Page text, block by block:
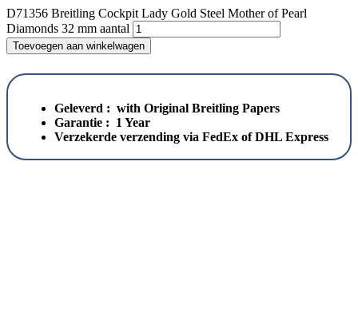
D71356 Breitling Cockpit Lady Gold Steel Mother of Pearl
Diamonds 32 mm aantal
Toevoegen aan winkelwagen
Geleverd : with Original Breitling Papers
Garantie : 1 Year
Verzekerde verzending via FedEx of DHL Express